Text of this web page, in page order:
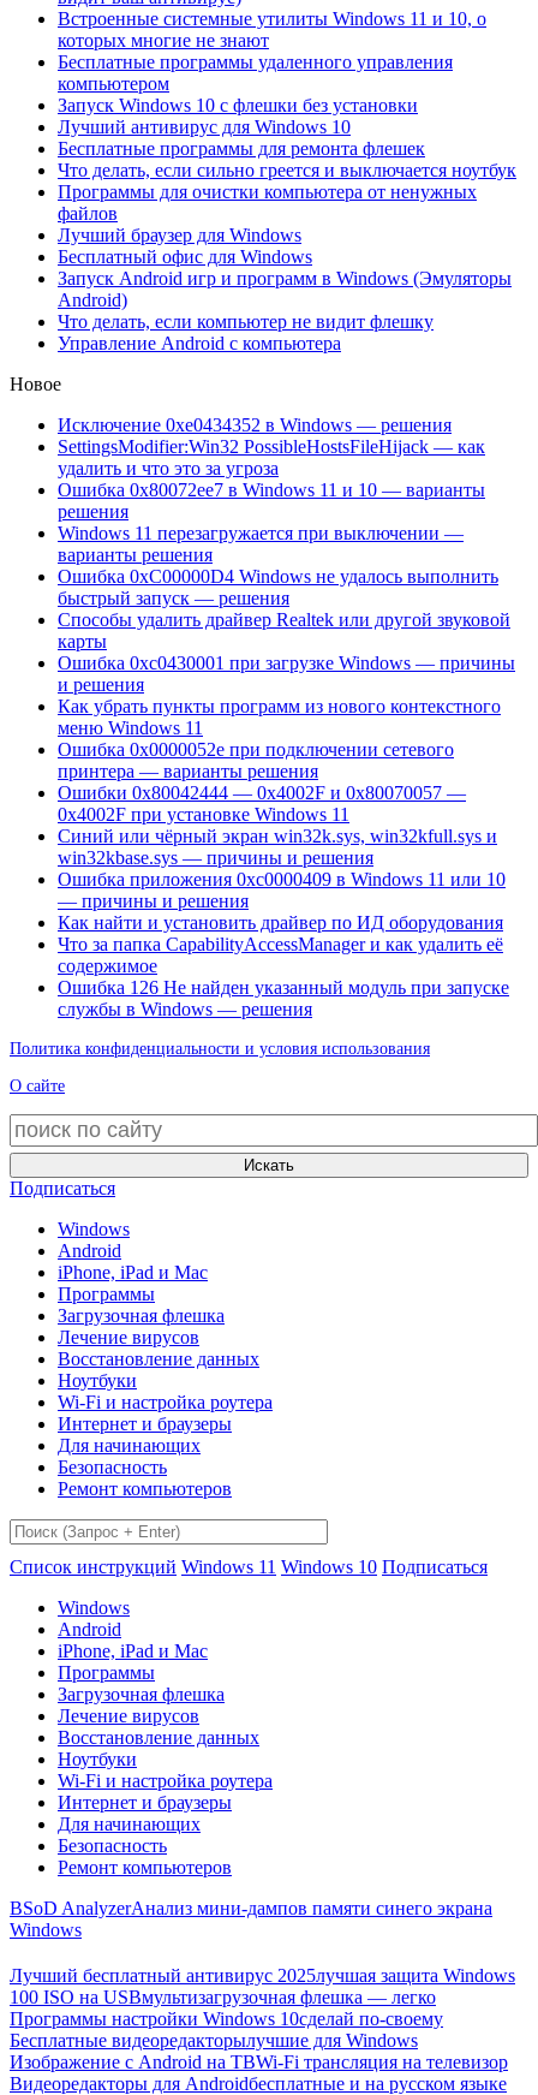
Встроенные системные утилиты Windows 11 и 10, о
которых многие не знают
Бесплатные программы удаленного управления
компьютером
Запуск Windows 10 с флешки без установки
Лучший антивирус для Windows 10
Бесплатные программы для ремонта флешек
Что делать, если сильно греется и выключается ноутбук
Программы для очистки компьютера от ненужных
файлов
Лучший браузер для Windows
Бесплатный офис для Windows
Запуск Android игр и программ в Windows (Эмуляторы
Android)
Что делать, если компьютер не видит флешку
Управление Android с компьютера
Новое
Исключение 0xe0434352 в Windows — решения
SettingsModifier:Win32 PossibleHostsFileHijack — как
удалить и что это за угроза
Ошибка 0x80072ee7 в Windows 11 и 10 — варианты
решения
Windows 11 перезагружается при выключении —
варианты решения
Ошибка 0xC00000D4 Windows не удалось выполнить
быстрый запуск — решения
Способы удалить драйвер Realtek или другой звуковой
карты
Ошибка 0xc0430001 при загрузке Windows — причины
и решения
Как убрать пункты программ из нового контекстного
меню Windows 11
Ошибка 0x0000052e при подключении сетевого
принтера — варианты решения
Ошибки 0x80042444 — 0x4002F и 0x80070057 —
0x4002F при установке Windows 11
Синий или чёрный экран win32k.sys, win32kfull.sys и
win32kbase.sys — причины и решения
Ошибка приложения 0xc0000409 в Windows 11 или 10
— причины и решения
Как найти и установить драйвер по ИД оборудования
Что за папка CapabilityAccessManager и как удалить её
содержимое
Ошибка 126 Не найден указанный модуль при запуске
службы в Windows — решения
Политика конфиденциальности и условия использования
О сайте
Искать
Подписаться
Windows
Android
iPhone, iPad и Mac
Программы
Загрузочная флешка
Лечение вирусов
Восстановление данных
Ноутбуки
Wi-Fi и настройка роутера
Интернет и браузеры
Для начинающих
Безопасность
Ремонт компьютеров
Список инструкций Windows 11 Windows 10 Подписаться
Windows
Android
iPhone, iPad и Mac
Программы
Загрузочная флешка
Лечение вирусов
Восстановление данных
Ноутбуки
Wi-Fi и настройка роутера
Интернет и браузеры
Для начинающих
Безопасность
Ремонт компьютеров
BSoD AnalyzerАнализ мини-дампов памяти синего экрана
Windows
Лучший бесплатный антивирус 2025лучшая защита Windows
100 ISO на USBмультизагрузочная флешка — легко
Программы настройки Windows 10сделай по-своему
Бесплатные видеоредакторылучшие для Windows
Изображение с Android на ТВWi-Fi трансляция на телевизор
Видеоредакторы для Androidбесплатные и на русском языке